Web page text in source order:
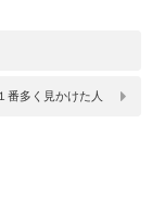
番多く見かけた人